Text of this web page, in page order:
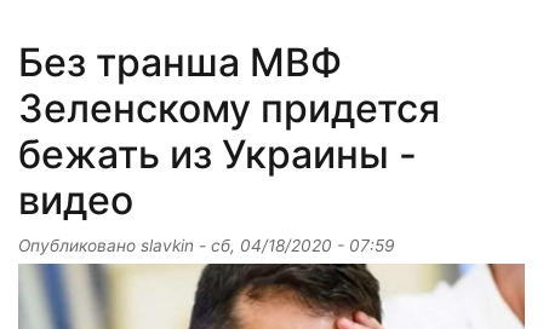
Без транша МВФ
Зеленскому придется
бежать из Украины -
видео
Опубликовано slavkin - сб, 04/18/2020 - 07:59